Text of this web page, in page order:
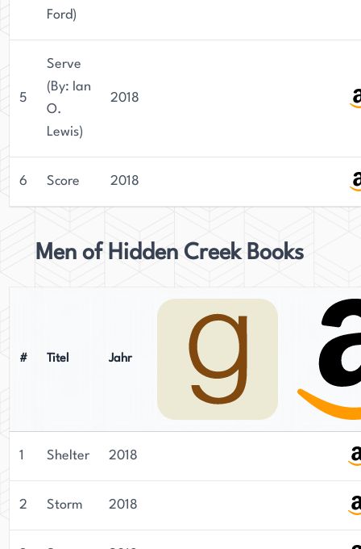
Ford)
5
Serve
(By: Ian
O.
Lewis)
2018
6 Score 2018
Men of Hidden Creek Books
# Titel Jahr
1 Shelter 2018
2 Storm 2018